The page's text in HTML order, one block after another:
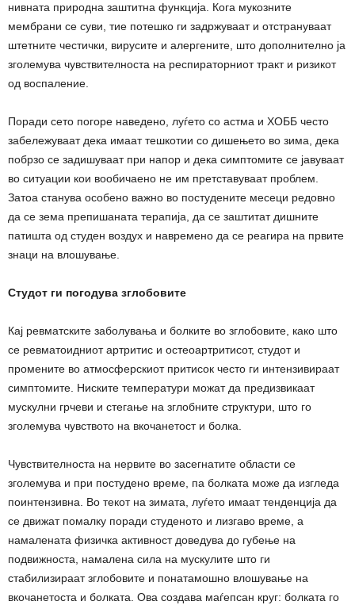
нивната природна заштитна функција. Кога мукозните
мембрани се суви, тие потешко ги задржуваат и отстрануваат
штетните честички, вирусите и алергените, што дополнително ја
зголемува чувствителноста на респираторниот тракт и ризикот
од воспаление.
Поради сето погоре наведено, луѓето со астма и ХОББ често
забележуваат дека имаат тешкотии со дишењето во зима, дека
побрзо се задишуваат при напор и дека симптомите се јавуваат
во ситуации кои вообичаено не им претставуваат проблем.
Затоа станува особено важно во постудените месеци редовно
да се зема препишаната терапија, да се заштитат дишните
патишта од студен воздух и навремено да се реагира на првите
знаци на влошување.
Студот ги погодува зглобовите
Кај ревматските заболувања и болките во зглобовите, како што
се ревматоидниот артритис и остеоартритисот, студот и
промените во атмосферскиот притисок често ги интензивираат
симптомите. Ниските температури можат да предизвикаат
мускулни грчеви и стегање на зглобните структури, што го
зголемува чувството на вкочанетост и болка.
Чувствителноста на нервите во засегнатите области се
зголемува и при постудено време, па болката може да изгледа
поинтензивна. Во текот на зимата, луѓето имаат тенденција да
се движат помалку поради студеното и лизгаво време, а
намалената физичка активност доведува до губење на
подвижноста, намалена сила на мускулите што ги
стабилизираат зглобовите и понатамошно влошување на
вкочанетоста и болката. Ова создава маѓепсан круг: болката го